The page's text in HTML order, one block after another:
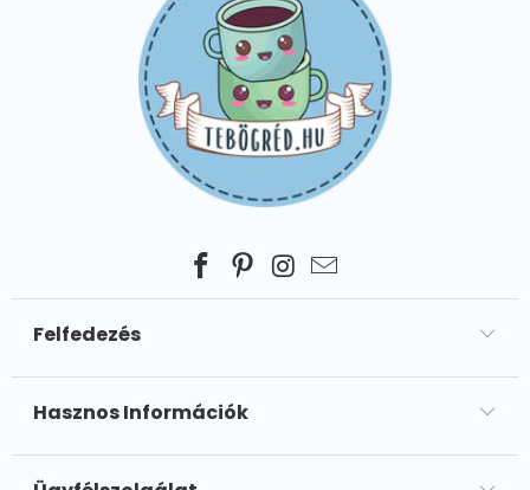
Felfedezés
Hasznos Információk